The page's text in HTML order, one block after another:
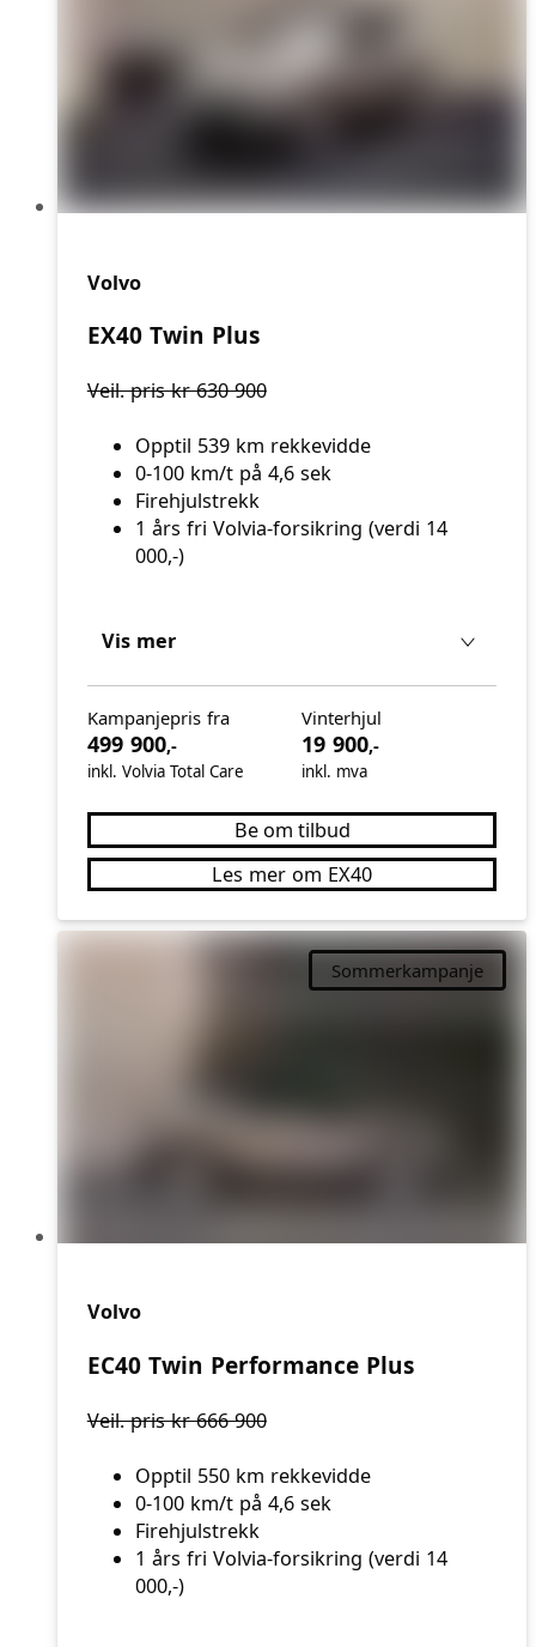
Volvo
EX40 Twin Plus
Veil. pris kr 630 900
Opptil 539 km rekkevidde
0-100 km/t på 4,6 sek
Firehjulstrekk
1 års fri Volvia-forsikring (verdi 14
000,-)
Vis mer
Kampanjepris fra
499 900,-
inkl. Volvia Total Care
Vinterhjul
19 900,-
inkl. mva
Be om tilbud
Les mer om EX40
Sommerkampanje
Volvo
EC40 Twin Performance Plus
Veil. pris kr 666 900
Opptil 550 km rekkevidde
0-100 km/t på 4,6 sek
Firehjulstrekk
1 års fri Volvia-forsikring (verdi 14
000,-)